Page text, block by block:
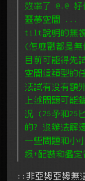
效率了 @.@
噩夢空間 ...
tilt說明的無視
(怎麼戳都是
目前可能得先
空間這類型
法試有沒有
上述問題可能
況 (25矛和25
的? 沒辦法解
一些問題和小
級+配裝和鑑
::非亞姆亞姆無